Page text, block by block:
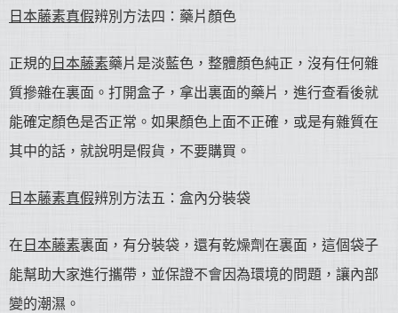
日本藤素真假辨別方法四：藥片顏色
正規的 日本藤素藥片是淡藍色，整體顏色純正，沒有任何雜
質摻雜在裏面。打開盒子，拿出裏面的藥片，進行查看後就
能確定顏色是否正常。如果顏色上面不正確，或是有雜質在
其中的話，就說明是假貨，不要購買。
日本藤素真假辨別方法五：盒內分裝袋
在 日本藤素裏面，有分裝袋，還有乾燥劑在裏面，這個袋子
能幫助大家進行攜帶，並保證不會因為環境的問題，讓內部
變的潮濕。